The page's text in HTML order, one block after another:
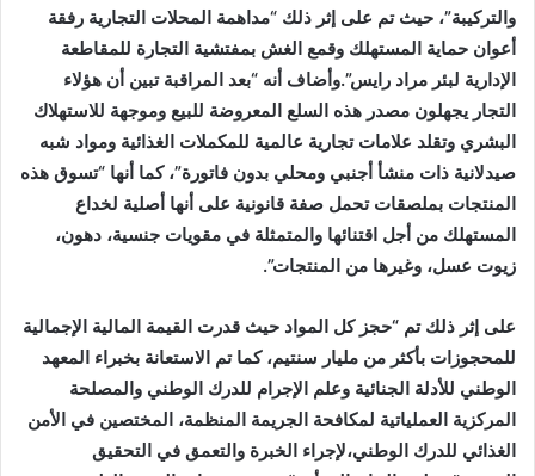
والتركيبة”، حيث تم على إثر ذلك “مداهمة المحلات التجارية رفقة
أعوان حماية المستهلك وقمع الغش بمفتشية التجارة للمقاطعة
الإدارية لبئر مراد رايس”.وأضاف أنه “بعد المراقبة تبين أن هؤلاء
التجار يجهلون مصدر هذه السلع المعروضة للبيع وموجهة للاستهلاك
البشري وتقلد علامات تجارية عالمية للمكملات الغذائية ومواد شبه
صيدلانية ذات منشأ أجنبي ومحلي بدون فاتورة”، كما أنها “تسوق هذه
المنتجات بملصقات تحمل صفة قانونية على أنها أصلية لخداع
المستهلك من أجل اقتنائها والمتمثلة في مقويات جنسية، دهون،
زيوت عسل، وغيرها من المنتجات”.
على إثر ذلك تم “حجز كل المواد حيث قدرت القيمة المالية الإجمالية
للمحجوزات بأكثر من مليار سنتيم، كما تم الاستعانة بخبراء المعهد
الوطني للأدلة الجنائية وعلم الإجرام للدرك الوطني والمصلحة
المركزية العملياتية لمكافحة الجريمة المنظمة، المختصين في الأمن
الغذائي للدرك الوطني،لإجراء الخبرة والتعمق في التحقيق